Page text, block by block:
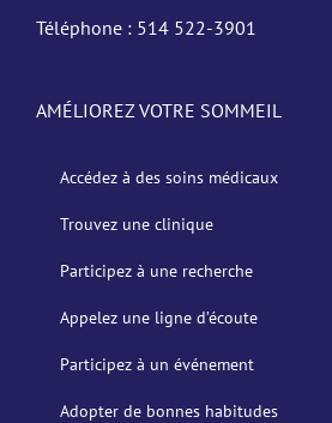
Téléphone : 514 522-3901
AMÉLIOREZ VOTRE SOMMEIL
Accédez à des soins médicaux
Trouvez une clinique
Participez à une recherche
Appelez une ligne d’écoute
Participez à un événement
Adopter de bonnes habitudes